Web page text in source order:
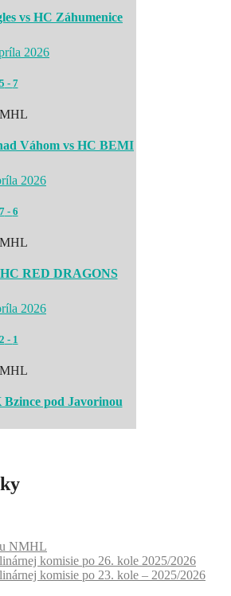
vs HC Záhumenice
2026
5 - 7
Váhom vs HC BEMI
2026
7- 6
RED DRAGONS
2026
2 - 1
pod Javorinou
NMHL
komisie po 26. kole 2025/2026
komisie po 23. kole – 2025/2026